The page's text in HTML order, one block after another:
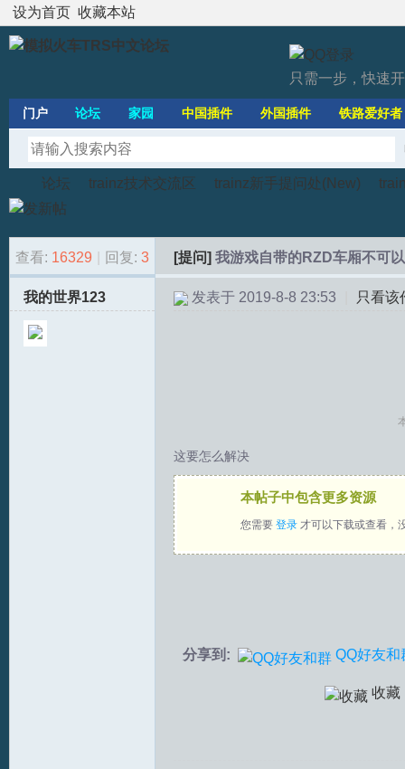
设为首页 收藏本站
只需一步，快速
门户 论坛 家园 中国插件 外国插件 铁路爱好者
模»
论坛
›
trainz技术交流区
›
trainz新手提问处(New)
›
查看: 16329 回复: 3 [提问] 我游戏自带的RZD车厢不可
我的世界123 发表于 2019-8-8 23:53 只看该
这要怎么解决
本帖子中包含更多资源
您需要 登录 才可以下载或查看，
分享到: QQ好友和
收藏